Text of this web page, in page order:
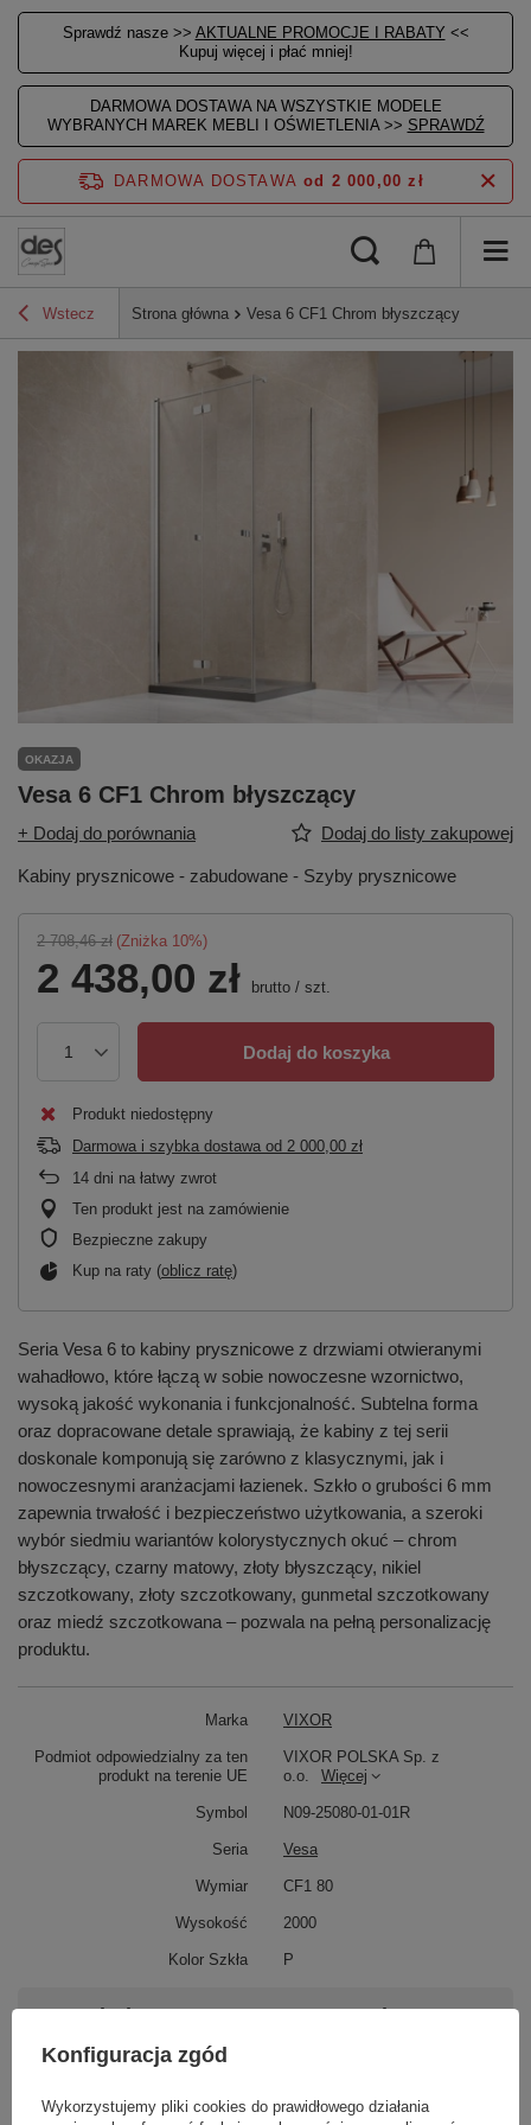
Sprawdź nasze >> AKTUALNE PROMOCJE I RABATY <<
Kupuj więcej i płać mniej!
DARMOWA DOSTAWA NA WSZYSTKIE MODELE
WYBRANYCH MAREK MEBLI I OŚWIETLENIA >> SPRAWDŹ
DARMOWA DOSTAWA od 2 000,00 zł
Wstecz Strona główna Vesa 6 CF1 Chrom błyszczący
OKAZJA
Vesa 6 CF1 Chrom błyszczący
+ Dodaj do porównania Dodaj do listy zakupowej
Kabiny prysznicowe - zabudowane - Szyby prysznicowe
2 708,46 zł (Zniżka 10%)
2 438,00 zł brutto / szt.
Dodaj do koszyka
Produkt niedostępny
Darmowa i szybka dostawa od 2 000,00 zł
14 dni na łatwy zwrot
Ten produkt jest na zamówienie
Bezpieczne zakupy
Kup na raty (oblicz ratę)
Seria Vesa 6 to kabiny prysznicowe z drzwiami otwieranymi
wahadłowo, które łączą w sobie nowoczesne wzornictwo,
wysoką jakość wykonania i funkcjonalność. Subtelna forma
oraz dopracowane detale sprawiają, że kabiny z tej serii
doskonale komponują się zarówno z klasycznymi, jak i
nowoczesnymi aranżacjami łazienek. Szkło o grubości 6 mm
zapewnia trwałość i bezpieczeństwo użytkowania, a szeroki
wybór siedmiu wariantów kolorystycznych okuć – chrom
błyszczący, czarny matowy, złoty błyszczący, nikiel
szczotkowany, złoty szczotkowany, gunmetal szczotkowany
oraz miedź szczotkowana – pozwala na pełną personalizację
produktu.
Marka VIXOR
Podmiot odpowiedzialny za ten
produkt na terenie UE
VIXOR POLSKA Sp. z
o.o.
Więcej
Symbol N09-25080-01-01R
Seria Vesa
Wymiar CF1 80
Wysokość 2000
Kolor Szkła P
Potrzebujesz pomocy? Masz pytania?
Zadaj pytanie a my odpowiemy niezwłocznie,
najciekawsze pytania i odpowiedzi publikując
Konfiguracja zgód
Wykorzystujemy pliki cookies do prawidłowego działania